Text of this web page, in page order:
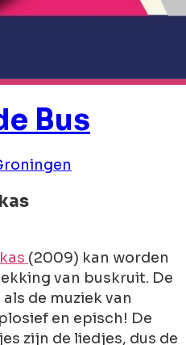
Bus
(2009) kan worden
van buskruit. De
de muziek van
en episch! De
zijn de liedjes, dus de